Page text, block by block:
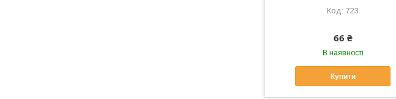
723
66 ₴
В наявності
Купити